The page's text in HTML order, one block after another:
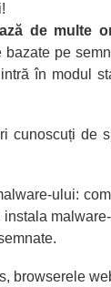
de multe
pe
în modul
cunoscuți de
ului:
instala
browserele